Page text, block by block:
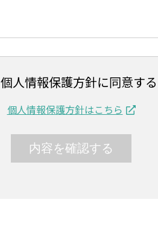
個人情報保護方針に同意する
個人情報保護方針はこちら